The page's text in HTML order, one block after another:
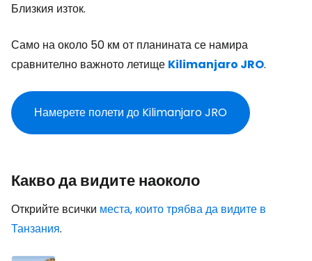
Близкия изток.
Само на около 50 км от планината се намира
сравнително важното летище Kilimanjaro JRO.
Намерете полети до Kilimanjaro JRO
Какво да видите наоколо
Открийте всички места, които трябва да видите в
Танзания.